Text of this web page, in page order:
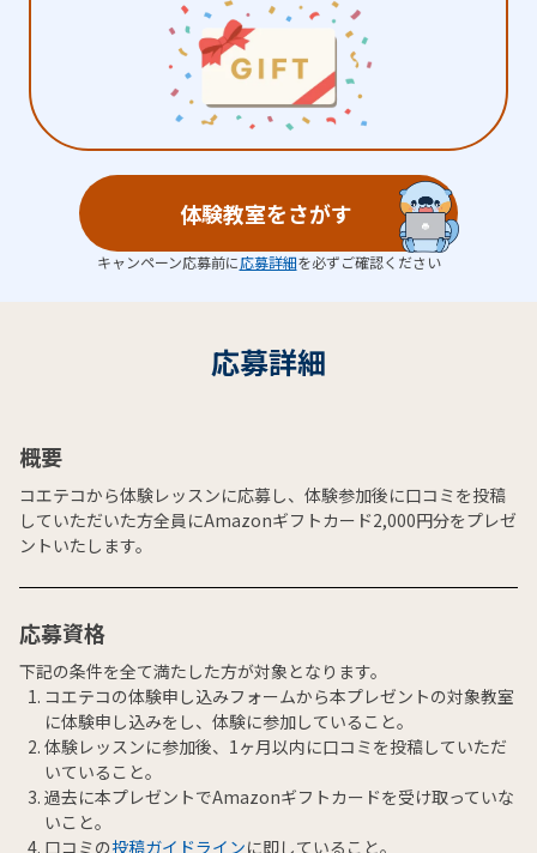
体験教室をさがす
キャンペーン応募前に応募詳細を必ずご確認ください
応募詳細
概要
コエテコから体験レッスンに応募し、体験参加後に口コミを投稿
していただいた方全員にAmazonギフトカード2,000円分をプレゼ
ントいたします。
応募資格
下記の条件を全て満たした方が対象となります。
コエテコの体験申し込みフォームから本プレゼントの対象教室
に体験申し込みをし、体験に参加していること。
体験レッスンに参加後、1ヶ月以内に口コミを投稿していただ
いていること。
過去に本プレゼントでAmazonギフトカードを受け取っていな
いこと。
口コミの投稿ガイドラインに即していること。